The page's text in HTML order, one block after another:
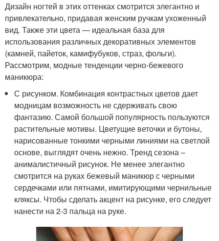
Дизайн ногтей в этих оттенках смотрится элегантно и
привлекательно, придавая женским ручкам ухоженный
вид. Также эти цвета — идеальная база для
использования различных декоративных элементов
(камней, пайеток, камифубуков, страз, фольги).
Рассмотрим, модные тенденции черно-бежевого
маникюра:
С рисунком. Комбинация контрастных цветов дает
модницам возможность не сдерживать свою
фантазию. Самой большой популярность пользуются
растительные мотивы. Цветущие веточки и бутоны,
нарисованные тонкими черными линиями на светлой
основе, выглядят очень нежно. Тренд сезона –
анималистичный рисунок. Не менее элегантно
смотрится на руках бежевый маникюр с черными
сердечками или пятнами, имитирующими чернильные
кляксы. Чтобы сделать акцент на рисунке, его следует
нанести на 2-3 пальца на руке.